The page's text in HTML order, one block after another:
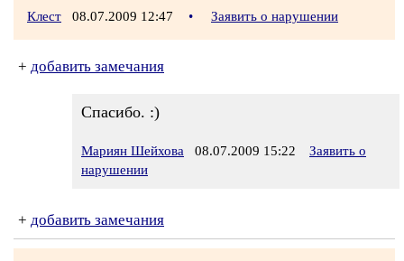
Клест 08.07.2009 12:47 • Заявить о нарушении
+ добавить замечания
Спасибо. :)
Мариян Шейхова 08.07.2009 15:22
Заявить о
нарушении
+ добавить замечания